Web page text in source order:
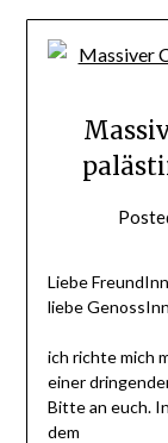
Liebe
liebe
ich richte mich
einer
Bitte an euch. In
dem